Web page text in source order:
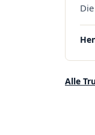
ist
Alle